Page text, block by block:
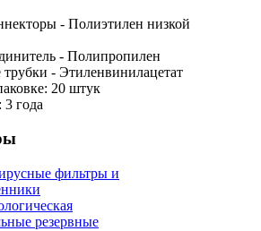
- Полиэтилен низкой
- Полипропилен
- Этиленвинилацетат
20 штук
года
фильтры и
резервные